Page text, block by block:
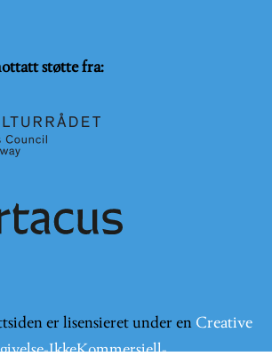
støtte fra:
er lisensieret under en Creative
IkkeKommersiell-